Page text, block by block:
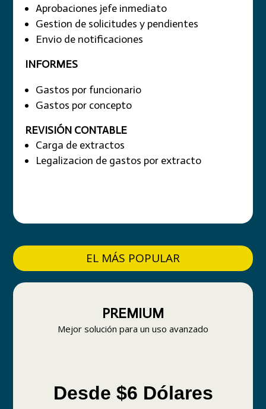
Aprobaciones jefe inmediato
Gestion de solicitudes y pendientes
Envio de notificaciones
INFORMES
Gastos por funcionario
Gastos por concepto
REVISIÓN CONTABLE
Carga de extractos
Legalizacion de gastos por extracto
EL MÁS POPULAR
PREMIUM
Mejor solución para un uso avanzado
Desde $6 Dólares